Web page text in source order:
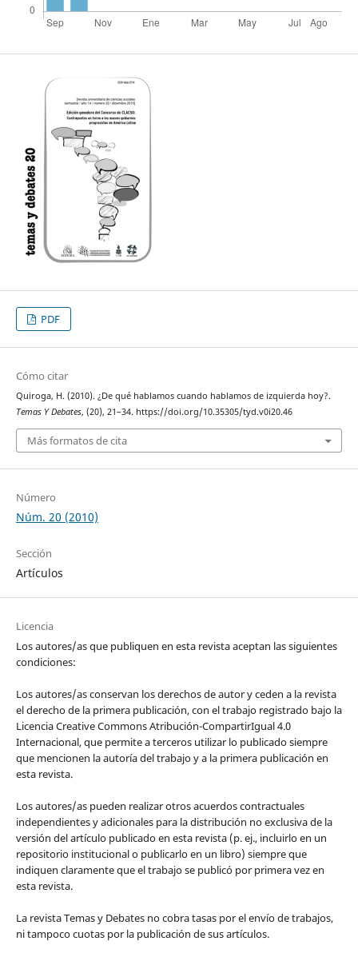
PDF
Cómo citar
Quiroga, H. (2010). ¿De qué hablamos cuando hablamos de izquierda hoy?.
Temas Y Debates, (20), 21–34. https://doi.org/10.35305/tyd.v0i20.46
Más formatos de cita
Número
Núm. 20 (2010)
Sección
Artículos
Licencia
Los autores/as que publiquen en esta revista aceptan las siguientes
condiciones:
Los autores/as conservan los derechos de autor y ceden a la revista
el derecho de la primera publicación, con el trabajo registrado bajo la
Licencia Creative Commons Atribución-CompartirIgual 4.0
Internacional, que permite a terceros utilizar lo publicado siempre
que mencionen la autoría del trabajo y a la primera publicación en
esta revista.
Los autores/as pueden realizar otros acuerdos contractuales
independientes y adicionales para la distribución no exclusiva de la
versión del artículo publicado en esta revista (p. ej., incluirlo en un
repositorio institucional o publicarlo en un libro) siempre que
indiquen claramente que el trabajo se publicó por primera vez en
esta revista.
La revista Temas y Debates no cobra tasas por el envío de trabajos,
ni tampoco cuotas por la publicación de sus artículos.